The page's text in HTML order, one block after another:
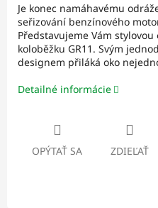
Je konec namáhavému
seřizování benzínového
Představujeme Vám
koloběžku GR11. Svým
designem přiláká oko
Detailné informácie
OPÝTAŤ SA ZDIEĽAŤ